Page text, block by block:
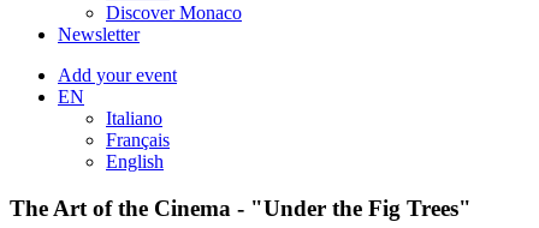
Discover Monaco
Newsletter
Add your event
EN
Italiano
Français
English
The Art of the Cinema - "Under the Fig Trees"